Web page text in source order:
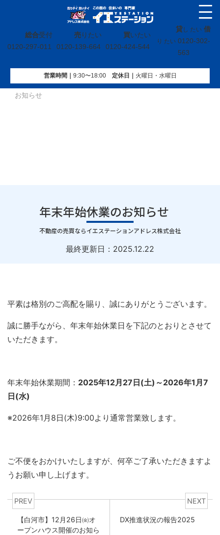
総合受付
0120-297-011
売りたい
0120-139-664
買いたい
0120-424-544
貸し たい 借
り たい 0120-302-
563
営業時間｜ 9:30〜18:00定休⽇｜ 火曜⽇・水曜⽇
イエステーション»投稿トップ»お知らせ»年末年始休業の
お知らせ
年末年始休業のお知らせ
｜
不動産の売買ならイエステーションアドレス株式会社
最終更新日： 2025.12.22
平素は格別のご高配を賜り、誠にありがとうございます。
誠に勝手ながら、年末年始休業日を下記のとおりとさせて
いただきます。
年末年始休業期間： 2025年12月27日(土)～2026年1月7
日(水)
※2026年1月8日(木)9:00より通常営業致します。
ご不便をおかけいたしますが、何卒ご了承いただきますよ
うお願い申し上げます。
PREV
【白河市】12月26日㈮オ
ープンハウス開催のお知ら
NEXT
DX推進状況の報告2025